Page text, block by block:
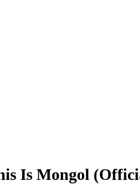
Is Mongol